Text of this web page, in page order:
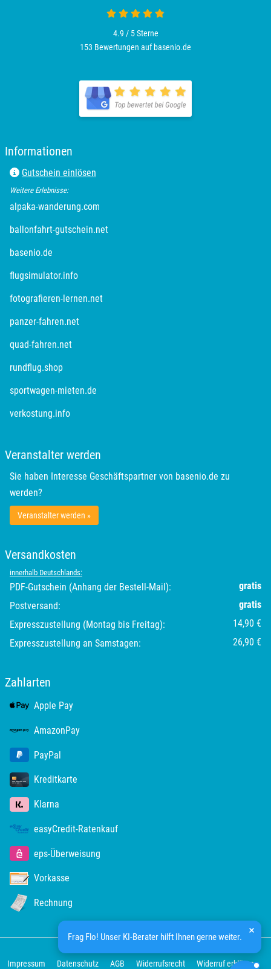
Frag Flo! Unser KI-Berater hilft Ihnen gerne weiter.
4.9 / 5Sterne
153 Bewertungen auf basenio.de
Informationen
Gutschein einlösen
Weitere Erlebnisse:
alpaka-wanderung.com
ballonfahrt-gutschein.net
basenio.de
flugsimulator.info
fotografieren-lernen.net
panzer-fahren.net
quad-fahren.net
rundflug.shop
sportwagen-mieten.de
verkostung.info
Veranstalter werden
Sie haben Interesse Geschäftspartner von basenio.de zu
werden?
Veranstalter werden »
Versandkosten
innerhalb Deutschlands:
PDF-Gutschein (Anhang der Bestell-Mail):
gratis
Postversand:
gratis
Expresszustellung (Montag bis Freitag):
14,90 €
Expresszustellung an Samstagen:
26,90 €
Zahlarten
Apple Pay
AmazonPay
PayPal
Kreditkarte
Klarna
easyCredit-Ratenkauf
eps-Überweisung
Vorkasse
Rechnung
Impressum Datenschutz AGB Widerrufsrecht Widerruf erklären
Plön
Potsdam
Potsdam-Mittelmark
Regensburg
Rendsburg Eckernförde
Rodgau
Rottweil
Saarbrücken
Schongau
Schwabach
Schweinfurt
Segeberg
Seligenstadt
Speyer
Steinburg
Stendal
Stettiner Haff